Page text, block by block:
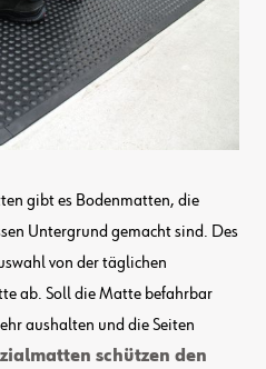
gibt es Bodenmatten, die
Untergrund gemacht sind. Des
von der täglichen
ab. Soll die Matte befahrbar
aushalten und die Seiten
schützen den